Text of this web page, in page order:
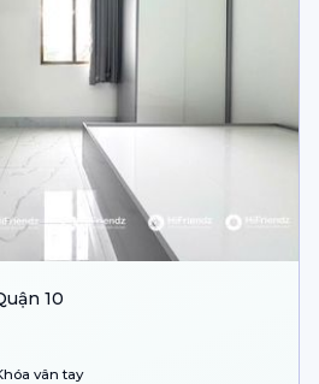
10
vân tay